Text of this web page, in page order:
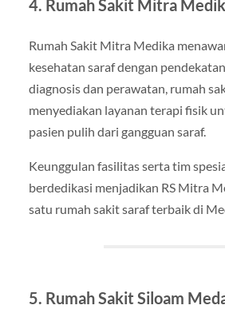
4. Rumah Sakit Mitra
Rumah Sakit Mitra Medika
kesehatan saraf dengan
diagnosis dan perawatan, rumah
menyediakan layanan terapi fisik
pasien pulih dari gangguan saraf.
Keunggulan fasilitas serta tim
berdedikasi menjadikan RS Mitra
satu rumah sakit saraf terbaik di
5. Rumah Sakit Siloam